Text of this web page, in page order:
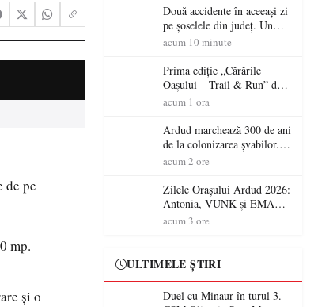
de pe
mp.
și o
cu permisul suspendat
Două accidente în aceeași zi
pe șoselele din județ. Un
șofer rănit la Ciuperceni, iar
și fără permis, s-a răsturnat
la Bixad
acum 10 minute
Prima ediție „Cărările
Oașului – Trail & Run” dă
startul înscrierilor. Două zile
comunității în Țara Oașului
acum 1 ora
Ardud marchează 300 de ani
de la colonizarea șvabilor.
Jubileul va fi sărbătorit pe 8
acum 2 ore
Zilele Orașului Ardud 2026:
Antonia, VUNK și EMAA
urcă pe scena Cetății Ardud.
acum 3 ore
ULTIMELE ȘTIRI
Duel cu Minaur în turul 3.